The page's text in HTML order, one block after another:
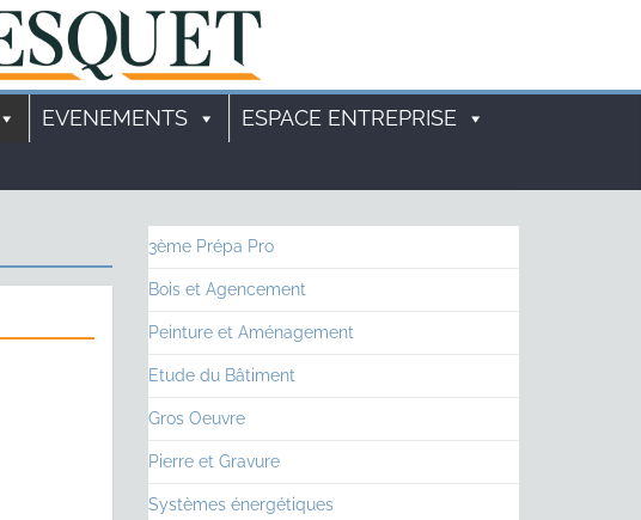
EVENEMENTS
ESPACE ENTREPRISE
3ème Prépa Pro
Bois et Agencement
Peinture et Aménagement
Etude du Bâtiment
Gros Oeuvre
Pierre et Gravure
Systèmes énergétiques